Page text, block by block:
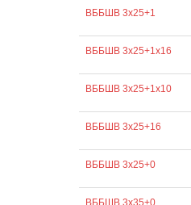
ВББШВ 3х25+1
ВББШВ 3х25+1х16
ВББШВ 3х25+1х10
ВББШВ 3х25+16
ВББШВ 3х25+0
ВББШВ 3х35+0